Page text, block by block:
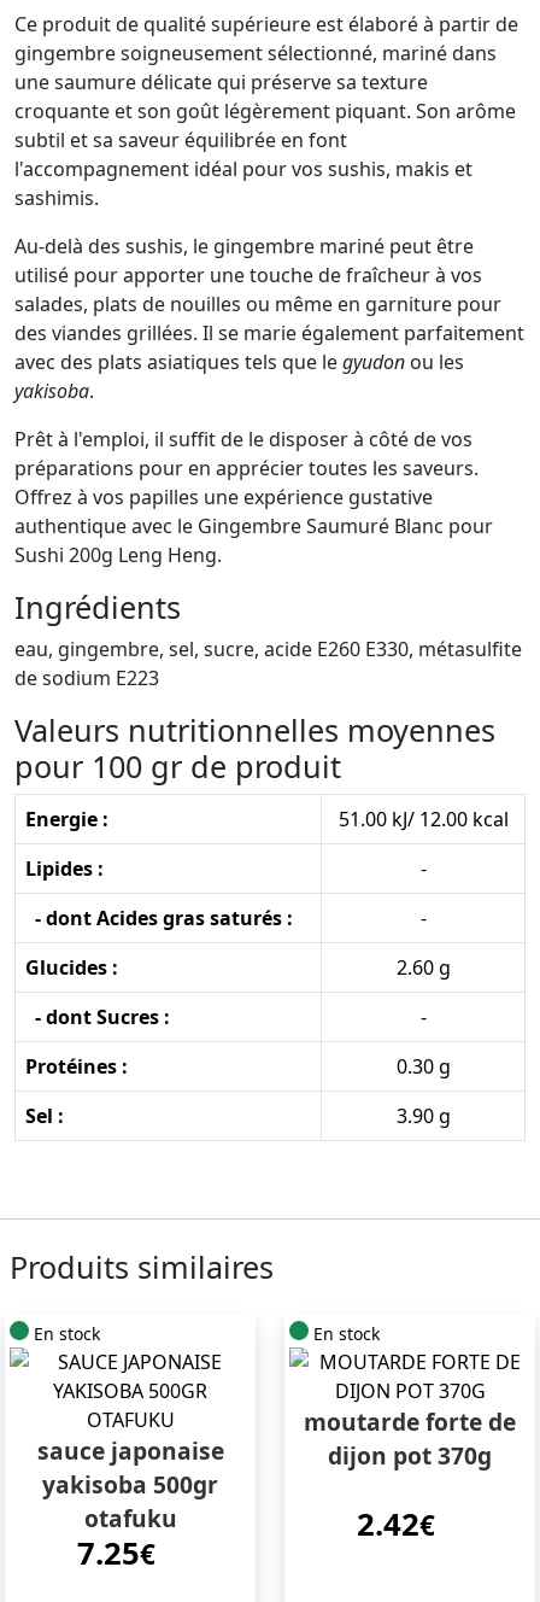
Ce produit de qualité supérieure est élaboré à partir de
gingembre soigneusement sélectionné, mariné dans
une saumure délicate qui préserve sa texture
croquante et son goût légèrement piquant. Son arôme
subtil et sa saveur équilibrée en font
l'accompagnement idéal pour vos sushis, makis et
sashimis.
Au-delà des sushis, le gingembre mariné peut être
utilisé pour apporter une touche de fraîcheur à vos
salades, plats de nouilles ou même en garniture pour
des viandes grillées. Il se marie également parfaitement
avec des plats asiatiques tels que legyudon ou les
yakisoba.
Prêt à l'emploi, il suffit de le disposer à côté de vos
préparations pour en apprécier toutes les saveurs.
Offrez à vos papilles une expérience gustative
authentique avec le Gingembre Saumuré Blanc pour
Sushi 200g Leng Heng.
Ingrédients
eau, gingembre, sel, sucre, acide E260 E330, métasulfite
de sodium E223
Valeurs nutritionnelles moyennes
pour 100 gr de produit
Energie :
51.00 kJ/ 12.00 kcal
Lipides :
-
- dont Acides gras saturés :
-
Glucides :
2.60 g
- dont Sucres :
-
Protéines :
0.30 g
Sel :
3.90 g
Produits similaires
En stock
sauce japonaise
yakisoba 500gr
otafuku
7.25€
En stock
moutarde forte de
dijon pot 370g
2.42€